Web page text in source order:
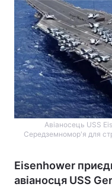
Авіаносець USS
Середземномор'я для
Eisenhower
авіаносця USS